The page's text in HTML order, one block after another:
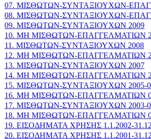
07. ΜΙΣΘΩΤΩΝ-ΣΥΝΤΑΞΙΟΥΧΩΝ-
08. ΜΙΣΘΩΤΩΝ-ΣΥΝΤΑΞΙΟΥΧΩΝ-
09. ΜΙΣΘΩΤΩΝ-ΣΥΝΤΑΞΙΟΥΧΩΝ 2009
10. ΜΗ ΜΙΣΘΩΤΩΝ-ΕΠΑΓΓΕΛΜΑΤΙΩΝ
11. ΜΙΣΘΩΤΩΝ-ΣΥΝΤΑΞΙΟΥΧΩΝ 2008
12. ΜΗ ΜΙΣΘΩΤΩΝ-ΕΠΑΓΓΕΛΜΑΤΙΩΝ
13. ΜΙΣΘΩΤΩΝ-ΣΥΝΤΑΞΙΟΥΧΩΝ 2007
14. ΜΗ ΜΙΣΘΩΤΩΝ-ΕΠΑΓΓΕΛΜΑΤΙΩΝ
15. ΜΙΣΘΩΤΩΝ-ΣΥΝΤΑΞΙΟΥΧΩΝ 2005-
16. ΜΗ ΜΙΣΘΩΤΩΝ-ΕΠΑΓΓΕΛΜΑΤΙΩΝ
17. ΜΙΣΘΩΤΩΝ-ΣΥΝΤΑΞΙΟΥΧΩΝ 2003-
18. ΜΗ ΜΙΣΘΩΤΩΝ-ΕΠΑΓΓΕΛΜΑΤΙΩΝ
19. ΕΙΣΟΔΗΜΑΤΑ ΧΡΗΣΗΣ 1.1.2002-
20. ΕΙΣΟΔΗΜΑΤΑ ΧΡΗΣΗΣ 1.1.2001-